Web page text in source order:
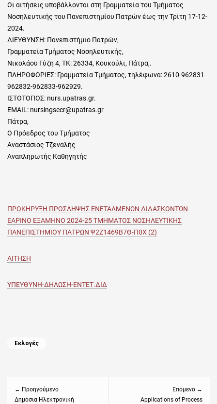
Οι αιτήσεις υποβάλλονται στη Γραμματεία του Τμήματος
Νοσηλευτικής του Πανεπιστημίου Πατρών έως την Τρίτη 17-12-
2024.
ΔΙΕΥΘΥΝΣΗ: Πανεπιστήμιο Πατρών,
Γραμματεία Τμήματος Νοσηλευτικής,
Νικολάου Γύζη 4, ΤΚ: 26334, Κουκούλι, Πάτρα,.
ΠΛΗΡΟΦΟΡΙΕΣ: Γραμματεία Τμήματος, τηλέφωνα: 2610-962831-
962832-962833-962929.
ΙΣΤΟΤΟΠΟΣ: nurs.upatras.gr.
EMAIL: nursingsecr@upatras.gr
Πάτρα,
Ο Πρόεδρος του Τμήματος
Αναστάσιος Τζεναλής
Αναπληρωτής Καθηγητής
ΠΡΟΚΗΡΥΞΗ ΠΡΟΣΛΗΨΗΣ ΕΝΕΤΑΛΜΕΝΩΝ ΔΙΔΑΣΚΟΝΤΩΝ
ΕΑΡΙΝΟ ΕΞΑΜΗΝΟ 2024-25 ΤΜΗΜΑΤΟΣ ΝΟΣΗΛΕΥΤΙΚΗΣ
ΠΑΝΕΠΙΣΤΗΜΙΟΥ ΠΑΤΡΩΝ Ψ2Ζ1469Β7Θ-Π0Χ (2)
ΑΙΤΗΣΗ
ΥΠΕΥΘΥΝΗ-ΔΗΛΩΣΗ-ΕΝΤΕΤ.ΔΙΔ
Categories
Εκλογές
← Προηγούμενο
Previous
Δημόσια Ηλεκτρονική
Επόμενο →
Applications of Process